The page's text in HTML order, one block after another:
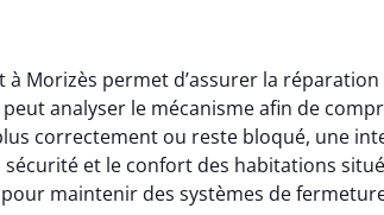
Morizès permet d’assurer la
analyser le mécanisme afin de
correctement ou reste bloqué, une
et le confort des habitations
maintenir des systèmes de